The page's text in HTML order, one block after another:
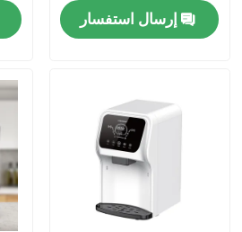
آلة استنشاق الهيدروجين
آلة الماء الغني بالهيدروجين
أجهزة تنقية المياه المنزلية
إرسال استفسار